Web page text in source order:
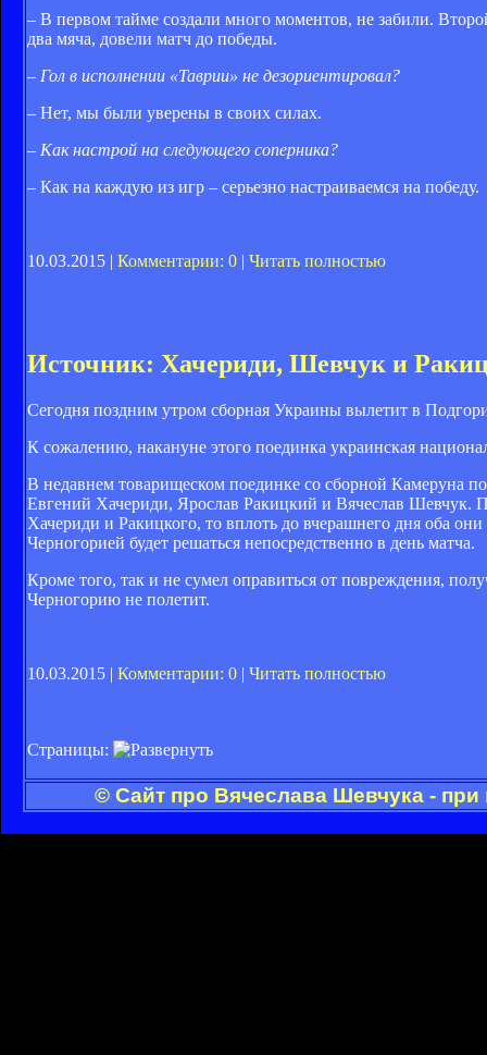
– В первом тайме создали много моментов, не забили.
два мяча, довели матч до победы.
– Гол в исполнении «Таврии» не дезориентировал?
– Нет, мы были уверены в своих силах.
– Как настрой на следующего соперника?
– Как на каждую из игр – серьезно настраиваемся на победу.
10.03.2015 | Комментарии: 0 | Читать полностью
Источник: Хачериди, Шевчук и
Сегодня поздним утром сборная Украины вылетит в
К сожалению, накануне этого поединка украинская
В недавнем товарищеском поединке со сборной Камеруна
Евгений Хачериди, Ярослав Ракицкий и Вячеслав Шевчук.
Хачериди и Ракицкого, то вплоть до вчерашнего дня оба
Черногорией будет решаться непосредственно в день матча.
Кроме того, так и не сумел оправиться от повреждения,
Черногорию не полетит.
10.03.2015 | Комментарии: 0 | Читать полностью
Страницы:
© Сайт про Вячеслава Шевчука -